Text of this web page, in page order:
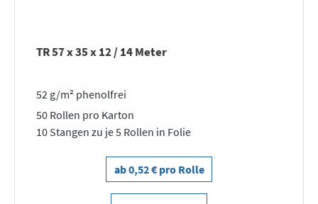
TR 57 x 35 x 12 / 14 Meter
52 g/m² phenolfrei
50 Rollen pro Karton
10 Stangen zu je 5 Rollen in Folie
ab 0,52 € pro Rolle